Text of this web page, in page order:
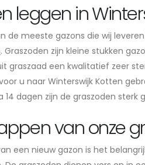
leggen in
de meeste gazons die wij
. Graszoden zijn kleine stukken
graszaad een kwalitatief zeer
u naar Winterswijk Kotten
14 dagen zijn de graszoden
van onze
een nieuw gazon is het